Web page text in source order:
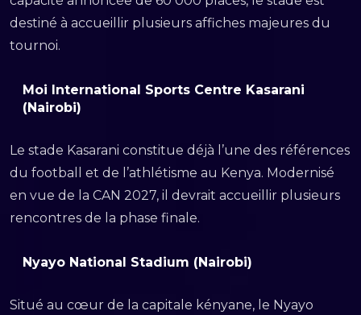
destiné à accueillir plusieurs affiches majeures du
tournoi.
Moi International Sports Centre Kasarani
(Nairobi)
Le stade Kasarani constitue déjà l’une des références
du football et de l’athlétisme au Kenya. Modernisé
en vue de la CAN 2027, il devrait accueillir plusieurs
rencontres de la phase finale.
Nyayo National Stadium (Nairobi)
Situé au cœur de la capitale kényane, le Nyayo